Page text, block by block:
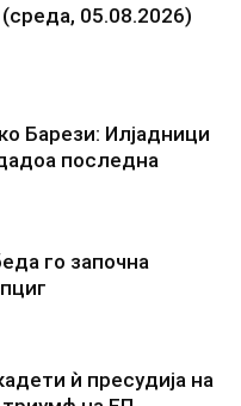
05.08.2026)
Барези: Илјадници
последна
го започна
ѝ пресудија на